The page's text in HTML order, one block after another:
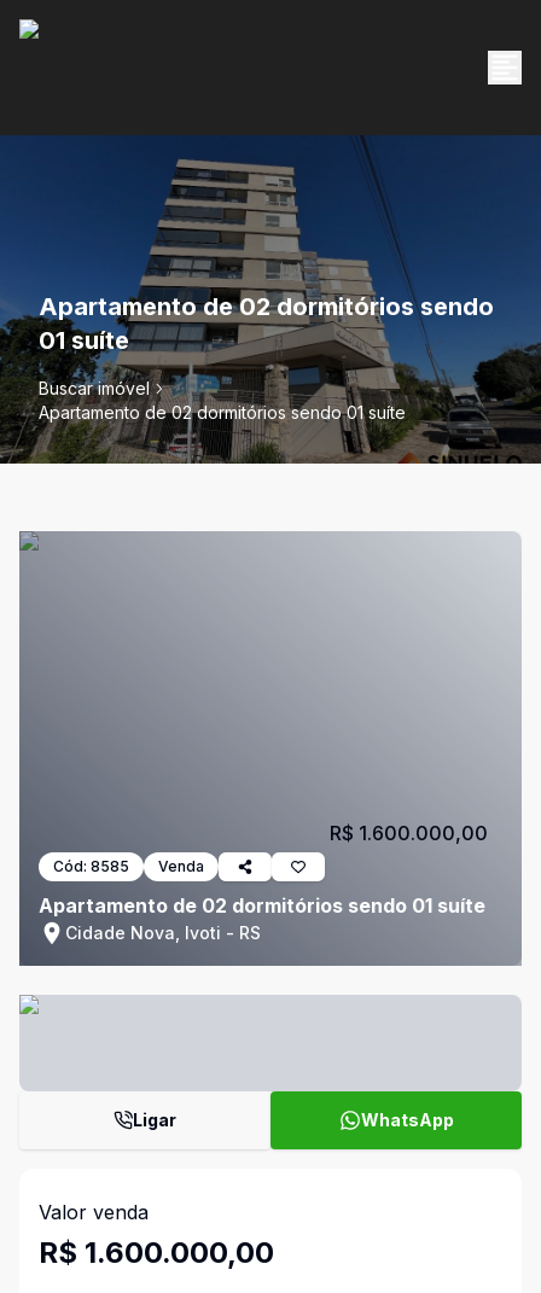
Apartamento de 02 dormitórios sendo
01 suíte
Buscar imóvel
Apartamento de 02 dormitórios sendo 01 suíte
Cód: 8585 Venda
Apartamento de 02 dormitórios sendo 01 suíte
Cidade Nova, Ivoti - RS
R$ 1.600.000,00
Ligar WhatsApp
Valor venda
R$ 1.600.000,00